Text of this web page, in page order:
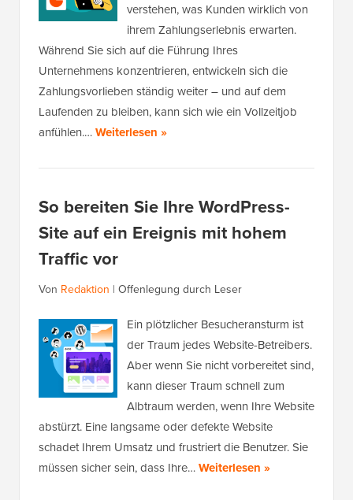
verstehen, was Kunden wirklich von
ihrem Zahlungserlebnis erwarten.
Während Sie sich auf die Führung Ihres
Unternehmens konzentrieren, entwickeln sich die
Zahlungsvorlieben ständig weiter – und auf dem
Laufenden zu bleiben, kann sich wie ein Vollzeitjob
anfühlen.…Weiterlesen »
So bereiten Sie Ihre WordPress-
Site auf ein Ereignis mit hohem
Traffic vor
Von Redaktion | Offenlegung durch Leser
Ein plötzlicher Besucheransturm ist
der Traum jedes Website-Betreibers.
Aber wenn Sie nicht vorbereitet sind,
kann dieser Traum schnell zum
Albtraum werden, wenn Ihre Website
abstürzt. Eine langsame oder defekte Website
schadet Ihrem Umsatz und frustriert die Benutzer. Sie
müssen sicher sein, dass Ihre…Weiterlesen »